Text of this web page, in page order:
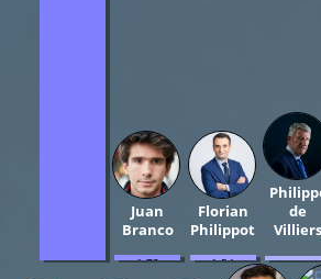
Juan
Branco
1.73
Florian
Philippot
1.54
de
Villiers
1.15